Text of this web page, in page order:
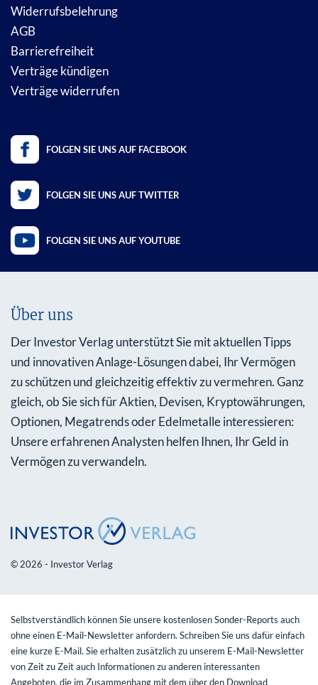
Widerrufsbelehrung
AGB
Barrierefreiheit
Verträge kündigen
Verträge widerrufen
FOLGEN SIE UNS AUF FACEBOOK
FOLGEN SIE UNS AUF TWITTER
FOLGEN SIE UNS AUF YOUTUBE
Über uns
Der Investor Verlag unterstützt Sie mit aktuellen Tipps
und innovativen Anlage-Lösungen dabei, Ihr Vermögen
zu schützen und gleichzeitig effektiv zu vermehren. Ganz
gleich, ob Sie sich für Aktien, Devisen, Kryptowährungen,
Optionen, Megatrends oder Edelmetalle interessieren:
Unsere erfahrenen Analysten helfen Ihnen, Ihr Geld in
Vermögen zu verwandeln.
© 2026 - Investor Verlag
Selbstverständlich können Sie unsere kostenlosen Sonder-Reports auch
ohne einen E-Mail-Newsletter anfordern. Schreiben Sie uns dafür einfach
eine kurze E-Mail. Sie erhalten zusätzlich zu unserem E-Mail-Newsletter
von Zeit zu Zeit auch Informationen zu anderen interessanten
Angeboten, die im Zusammenhang mit dem über den Download